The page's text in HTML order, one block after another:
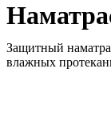
Защитный
влажных